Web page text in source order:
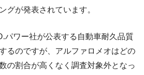
グが発表されています。
パワー社が公表する自動車耐久品質
るのですが、アルファロメオはどの
の割合が高くなく調査対象外となっ